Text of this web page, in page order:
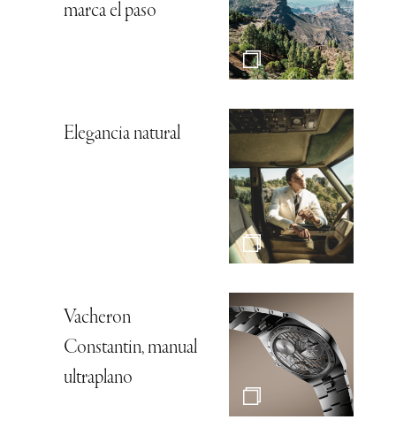
marca el paso
Elegancia natural
Vacheron
Constantin, manual
ultraplano